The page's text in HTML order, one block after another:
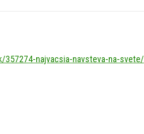
najvacsia-navsteva-na-svete/